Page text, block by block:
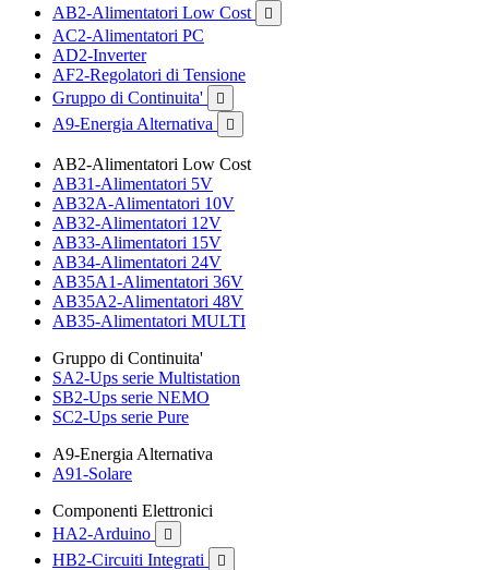
AB2-Alimentatori Low Cost

AC2-Alimentatori PC
AD2-Inverter
AF2-Regolatori di Tensione
Gruppo di Continuita'

A9-Energia Alternativa 
AB2-Alimentatori Low Cost
AB31-Alimentatori 5V
AB32A-Alimentatori 10V
AB32-Alimentatori 12V
AB33-Alimentatori 15V
AB34-Alimentatori 24V
AB35A1-Alimentatori 36V
AB35A2-Alimentatori 48V
AB35-Alimentatori MULTI
Gruppo di Continuita'
SA2-Ups serie Multistation
SB2-Ups serie NEMO
SC2-Ups serie Pure
A9-Energia Alternativa
A91-Solare
Componenti Elettronici
HA2-Arduino

HB2-Circuiti Integrati 